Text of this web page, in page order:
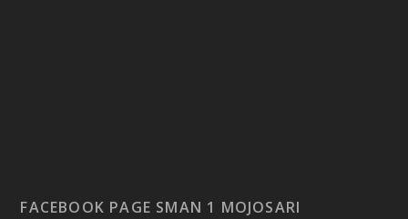
FACEBOOK PAGE SMAN 1 MOJOSARI